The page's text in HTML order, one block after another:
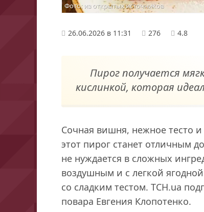
Фото: из открытых источников
26.06.2026 в 11:31 276 4.8
Пирог получается
кислинкой, которая
Сочная вишня, нежное тесто
этот пирог станет отличным
не нуждается в сложных
воздушным и с легкой
со сладким тестом. ТСН.ua
повара Евгения Клопотенко.